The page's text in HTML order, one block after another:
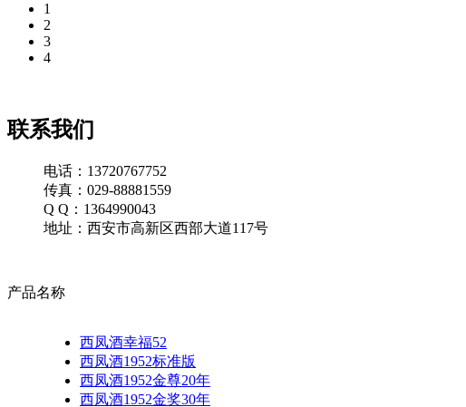
1
2
3
4
联系我们
电话：13720767752
传真：029-88881559
Q Q：1364990043
地址：西安市高新区西部大道117号
产品名称
西凤酒幸福52
西凤酒1952标准版
西凤酒1952金尊20年
西凤酒1952金奖30年